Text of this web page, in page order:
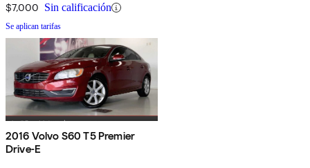
$7,000 Sin calificación
Se aplican tarifas
2016 Volvo S60 T5 Premier
Drive-E